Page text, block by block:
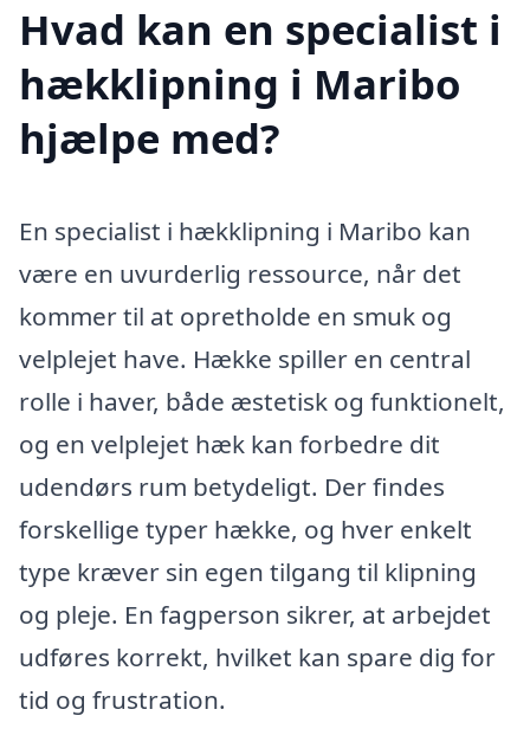
Hvad kan en specialist i
hækklipning i Maribo
hjælpe med?
En specialist i hækklipning i Maribo kan
være en uvurderlig ressource, når det
kommer til at opretholde en smuk og
velplejet have. Hække spiller en central
rolle i haver, både æstetisk og funktionelt,
og en velplejet hæk kan forbedre dit
udendørs rum betydeligt. Der findes
forskellige typer hække, og hver enkelt
type kræver sin egen tilgang til klipning
og pleje. En fagperson sikrer, at arbejdet
udføres korrekt, hvilket kan spare dig for
tid og frustration.